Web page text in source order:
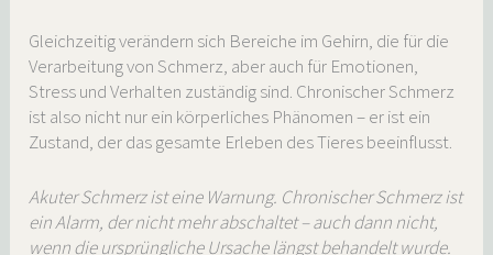
Gleichzeitig verändern sich Bereiche im Gehirn, die für die
Verarbeitung von Schmerz, aber auch für Emotionen,
Stress und Verhalten zuständig sind. Chronischer Schmerz
ist also nicht nur ein körperliches Phänomen – er ist ein
Zustand, der das gesamte Erleben des Tieres beeinflusst.
Akuter Schmerz ist eine Warnung. Chronischer Schmerz ist
ein Alarm, der nicht mehr abschaltet – auch dann nicht,
wenn die ursprüngliche Ursache längst behandelt wurde.